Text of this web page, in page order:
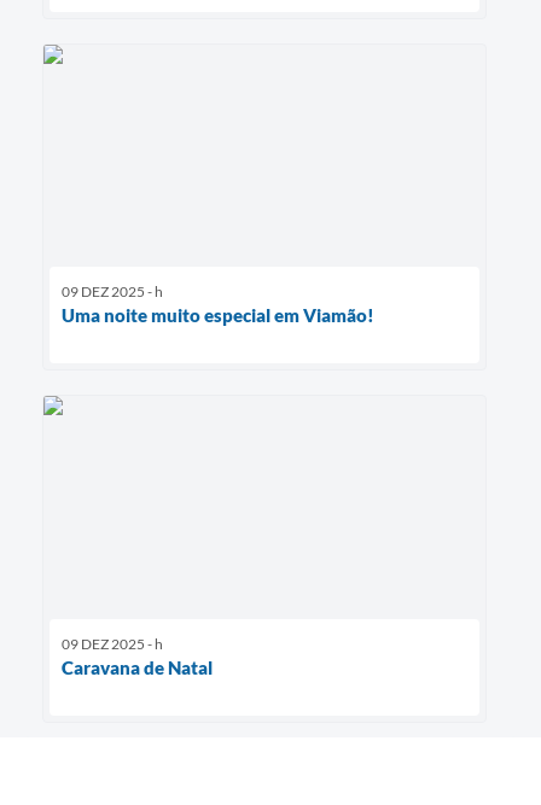
09 DEZ 2025 - h
Uma noite muito especial em Viamão!
09 DEZ 2025 - h
Caravana de Natal